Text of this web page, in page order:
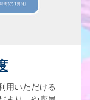
用いただける